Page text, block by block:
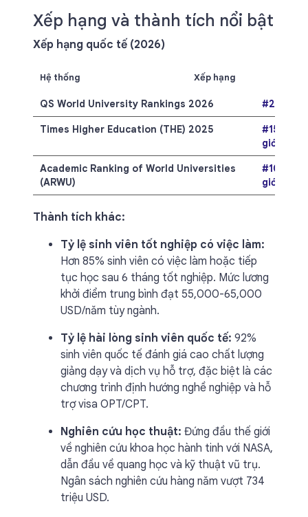
Xếp hạng và thành tích nổi bật
Xếp hạng quốc tế (2026)
Hệ thống Xếp hạng
QS World University Rankings 2026 #285 thế
Times Higher Education (THE) 2025
#151-175
giới
Academic Ranking of World Universities
(ARWU)
#101-
giới
Thành tích khác:
Tỷ lệ sinh viên tốt nghiệp có việc làm:
Hơn 85% sinh viên có việc làm hoặc tiếp
tục học sau 6 tháng tốt nghiệp. Mức lương
khởi điểm trung bình đạt 55,000-65,000
USD/năm tùy ngành.
Tỷ lệ hài lòng sinh viên quốc tế: 92%
sinh viên quốc tế đánh giá cao chất lượng
giảng dạy và dịch vụ hỗ trợ, đặc biệt là các
chương trình định hướng nghề nghiệp và hỗ
trợ visa OPT/CPT.
Nghiên cứu học thuật: Đứng đầu thế giới
về nghiên cứu khoa học hành tinh với NASA,
dẫn đầu về quang học và kỹ thuật vũ trụ.
Ngân sách nghiên cứu hàng năm vượt 734
triệu USD.